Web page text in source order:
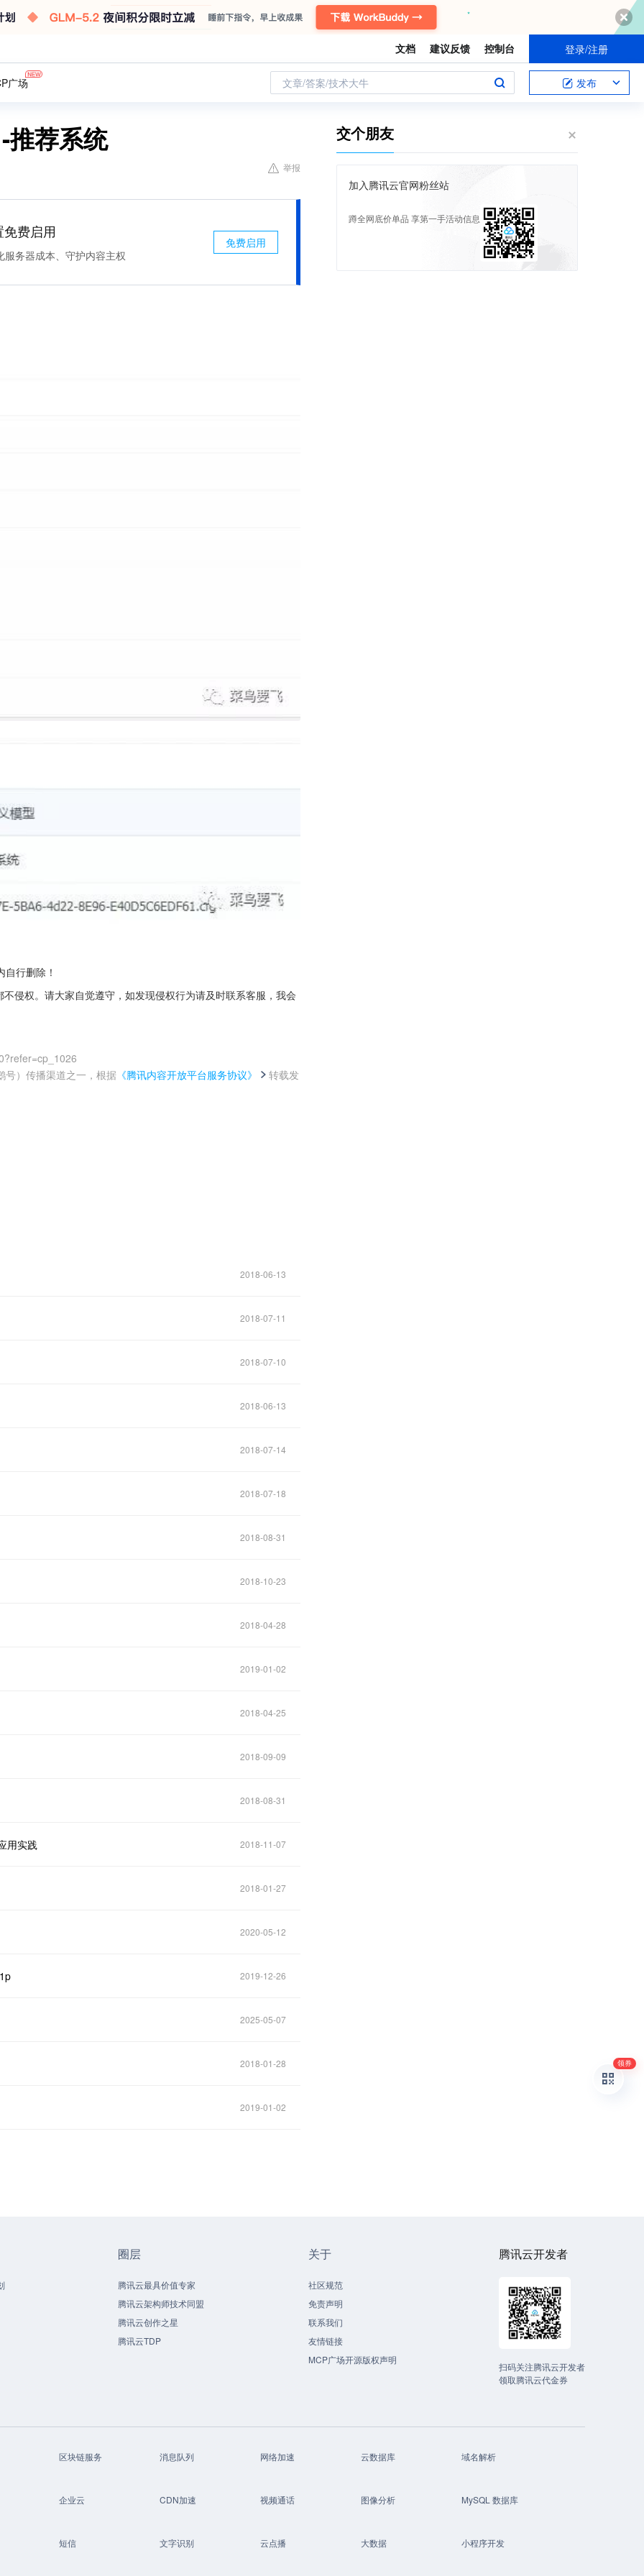
文档 建议反馈 控制台 登录/注册
广场 文章/答案/技术大牛 发布
荐系统
举报
费启用
服务器成本、守护内容主权
免费启用
行删除！
侵权。请大家自觉遵守，如发现侵权行为请及时联系客服，我会
号）传播渠道之一，根据 《腾讯内容开放平台服务协议》 转载发
2018-06-13
2018-07-11
2018-07-10
2018-06-13
2018-07-14
2018-07-18
2018-08-31
2018-10-23
2018-04-28
2019-01-02
2018-04-25
2018-09-09
2018-08-31
用实践 2018-11-07
2018-01-27
2020-05-12
2019-12-26
2025-05-07
2018-01-28
2019-01-02
交个朋友
加入腾讯云官网粉丝站
蹲全网底价单品 享第一手活动信息
圈层
腾讯云最具价值专家
腾讯云架构师技术同盟
腾讯云创作之星
腾讯云TDP
关于
社区规范
免责声明
联系我们
友情链接
MCP广场开源版权声明
腾讯云开发者
扫码关注腾讯云开发者
领取腾讯云代金券
区块链服务 消息队列 网络加速 云数据库 域名解析
企业云 CDN加速 视频通话 图像分析 MySQL 数据库
短信 文字识别 云点播 大数据 小程序开发
领券